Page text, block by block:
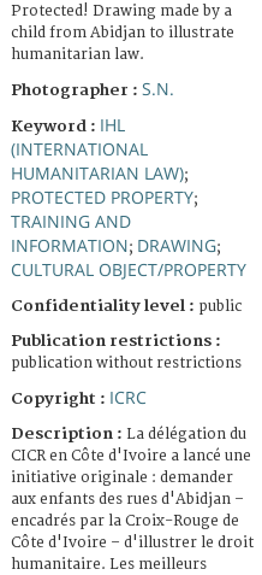
Protected! Drawing made by a
child from Abidjan to illustrate
humanitarian law.
Photographer : S.N.
Keyword : IHL
(INTERNATIONAL
HUMANITARIAN LAW);
PROTECTED PROPERTY;
TRAINING AND
INFORMATION; DRAWING;
CULTURAL OBJECT/PROPERTY
Confidentiality level : public
Publication restrictions :
publication without restrictions
Copyright : ICRC
Description : La délégation du
CICR en Côte d'Ivoire a lancé une
initiative originale : demander
aux enfants des rues d'Abidjan –
encadrés par la Croix-Rouge de
Côte d'Ivoire – d'illustrer le droit
humanitaire. Les meilleurs